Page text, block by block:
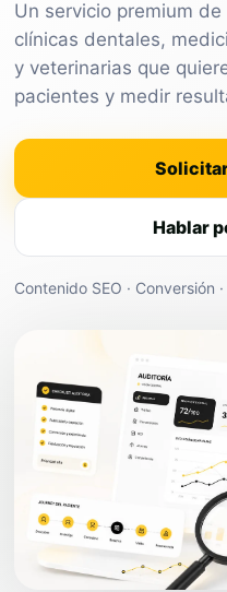
Un servicio premium
clínicas dentales,
y veterinarias que
pacientes y medir
Hablar
Contenido SEO · Conversión